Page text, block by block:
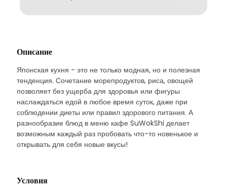
Описание
Японская кухня - это не только модная, но и полезная
тенденция. Сочетание морепродуктов, риса, овощей
позволяет без ущерба для здоровья или фигуры
наслаждаться едой в любое время суток, даже при
соблюдении диеты или правил здорового питания. А
разнообразие блюд в меню кафе SuWokShi делает
возможным каждый раз пробовать что-то новенькое и
открывать для себя новые вкусы!
Условия